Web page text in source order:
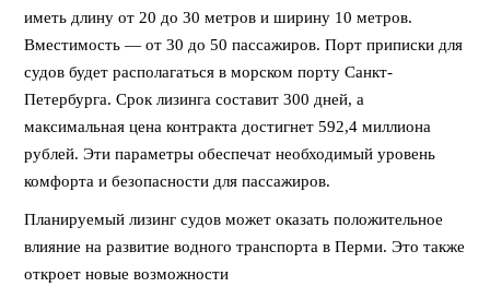
иметь длину от 20 до 30 метров и ширину 10 метров.
Вместимость — от 30 до 50 пассажиров. Порт приписки для
судов будет располагаться в морском порту Санкт-
Петербурга. Срок лизинга составит 300 дней, а
максимальная цена контракта достигнет 592,4 миллиона
рублей. Эти параметры обеспечат необходимый уровень
комфорта и безопасности для пассажиров.
Планируемый лизинг судов может оказать положительное
влияние на развитие водного транспорта в Перми. Это также
откроет новые возможности